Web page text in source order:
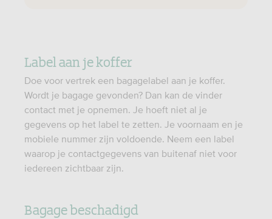
Label aan je koffer
Doe voor vertrek een bagagelabel aan je koffer.
Wordt je bagage gevonden? Dan kan de vinder
contact met je opnemen. Je hoeft niet al je
gegevens op het label te zetten. Je voornaam en je
mobiele nummer zijn voldoende. Neem een label
waarop je contactgegevens van buitenaf niet voor
iedereen zichtbaar zijn.
Bagage beschadigd